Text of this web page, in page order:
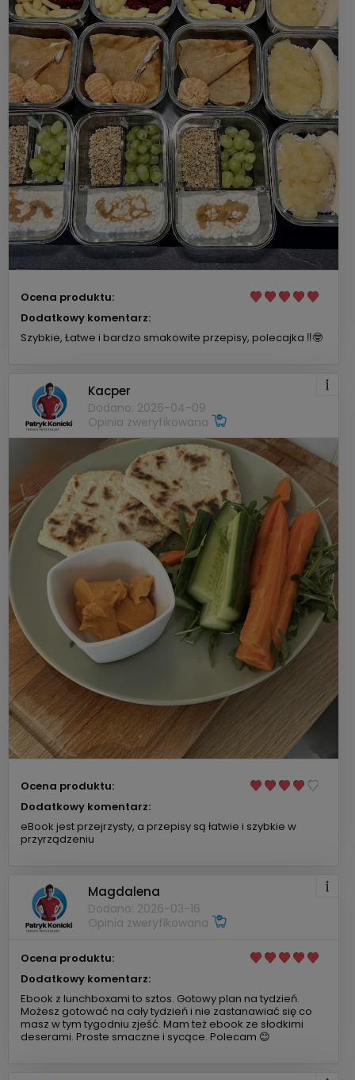
Ocena produktu:
Dodatkowy komentarz:
Szybkie, Łatwe i bardzo smakowite przepisy, polecajka ‼️🤓
Kacper
Dodano: 2026-04-09
Opinia zweryfikowana
Ocena produktu:
Dodatkowy komentarz:
eBook jest przejrzysty, a przepisy są łatwie i szybkie w
przyrządzeniu
Magdalena
Dodano: 2026-03-16
Opinia zweryfikowana
Ocena produktu:
Dodatkowy komentarz:
Ebook z lunchboxami to sztos. Gotowy plan na tydzień.
Możesz gotować na cały tydzień i nie zastanawiać się co
masz w tym tygodniu zjeść. Mam też ebook ze słodkimi
deserami. Proste smaczne i sycące. Polecam 😊